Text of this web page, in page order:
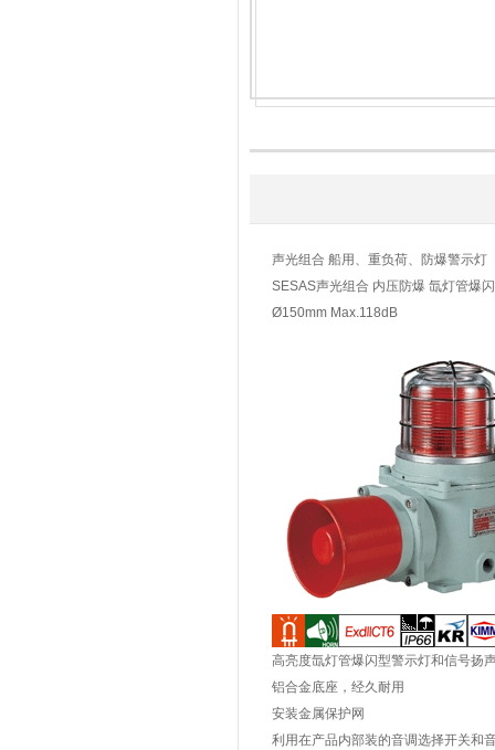
声光组合 船用、重负荷、防爆警示灯
SESAS声光组合 内压防爆 氙灯管爆
Ø150mm Max.118dB
高亮度氙灯管爆闪型警示灯和信号扬
铝合金底座，经久耐用
安装金属保护网
利用在产品内部装的音调选择开关和